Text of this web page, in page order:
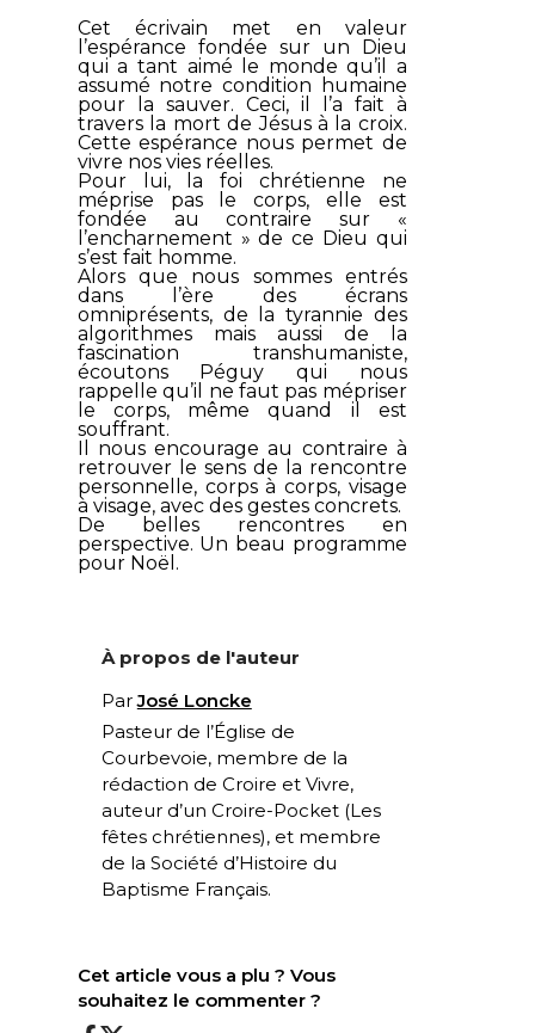
Cet écrivain met en valeur
l’espérance fondée sur un Dieu
qui a tant aimé le monde qu’il a
assumé notre condition humaine
pour la sauver. Ceci, il l’a fait à
travers la mort de Jésus à la croix.
Cette espérance nous permet de
vivre nos vies réelles.
Pour lui, la foi chrétienne ne
méprise pas le corps, elle est
fondée au contraire sur «
l’encharnement » de ce Dieu qui
s’est fait homme.
Alors que nous sommes entrés
dans l’ère des écrans
omniprésents, de la tyrannie des
algorithmes mais aussi de la
fascination transhumaniste,
écoutons Péguy qui nous
rappelle qu’il ne faut pas mépriser
le corps, même quand il est
souffrant.
Il nous encourage au contraire à
retrouver le sens de la rencontre
personnelle, corps à corps, visage
à visage, avec des gestes concrets.
De belles rencontres en
perspective. Un beau programme
pour Noël.
À propos de l'auteur
ParJosé Loncke
Pasteur de l’Église de
Courbevoie, membre de la
rédaction de Croire et Vivre,
auteur d’un Croire-Pocket (Les
fêtes chrétiennes), et membre
de la Société d’Histoire du
Baptisme Français.
Cet article vous a plu ? Vous
souhaitez le commenter ?